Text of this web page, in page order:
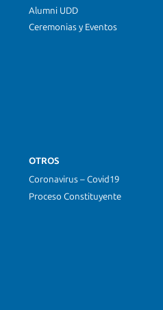
Alumni UDD
Ceremonias y Eventos
OTROS
Coronavirus – Covid19
Proceso Constituyente